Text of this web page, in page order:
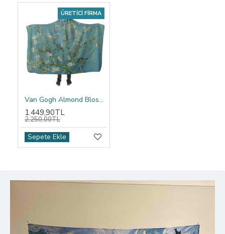
ÜRETICI FIRMA
Van Gogh Almond Blossom Kapşonlu Battaniye
1.449,90TL
2.250,00TL
Sepete Ekle